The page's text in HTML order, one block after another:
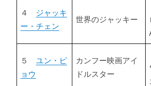
ジェット・リー（李 連杰） 【カンフー映画
⑧】
ドニー・イェン（甄子丹） 【カンフー映画ス
４ ジャッキ
ー・チェン
世界のジャッキー
５ユン・ピ
ョウ
カンフー映画アイ
ドルスター